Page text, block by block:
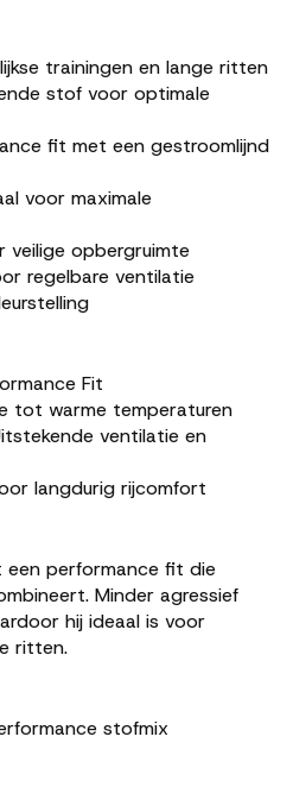
trainingen en lange ritten
stof voor optimale
fit met een gestroomlijnd
voor maximale
veilige opbergruimte
regelbare ventilatie
Fit
tot warme temperaturen
ventilatie en
langdurig rijcomfort
een performance fit die
Minder agressief
hij ideaal is voor
ritten.
stofmix